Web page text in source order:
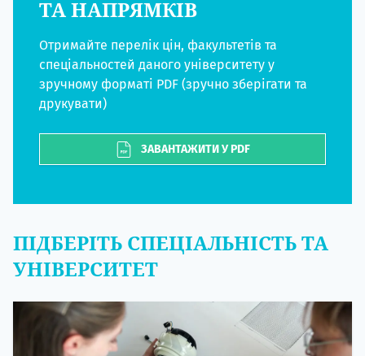
ТА НАПРЯМКІВ
Отримайте перелік цін, факультетів та
спеціальностей даного університету у
зручному форматі PDF (зручно зберігати та
друкувати)
ЗАВАНТАЖИТИ У PDF
ПІДБЕРІТЬ СПЕЦІАЛЬНІСТЬ ТА
УНІВЕРСИТЕТ